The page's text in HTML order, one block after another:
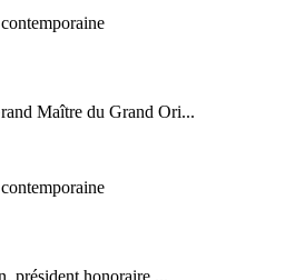
Maître du Grand Ori...
président honoraire ...